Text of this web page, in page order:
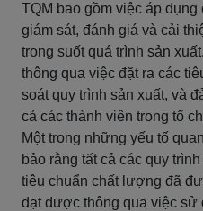
TQM bao gồm việc áp
giám sát, đánh giá và cải
trong suốt quá trình sản
thông qua việc đặt ra các
soát quy trình sản xuất, và
cả các thành viên trong tổ
Một trong những yếu tố
bảo rằng tất cả các quy
tiêu chuẩn chất lượng đã
đạt được thông qua việc sử